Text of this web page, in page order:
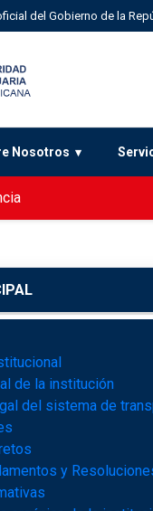
del Gobierno de la
Nosotros
de la institución
del sistema de
y